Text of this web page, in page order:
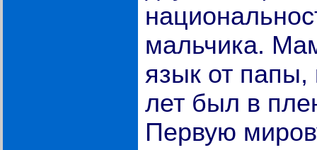
мальчика.
язык от папы,
лет был в
Первую